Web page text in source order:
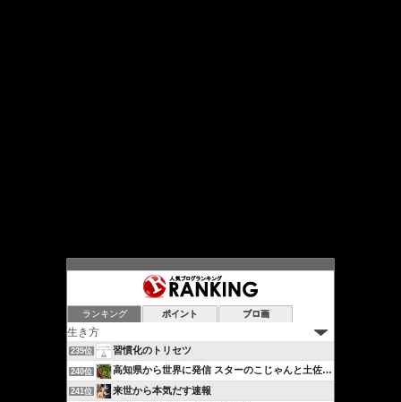
ランキング ポイント ブロ画
239位 習慣化のトリセツ
240位 高知県から世界に発信 スターのこじゃんと土佐流ブログ…
241位 来世から本気だす速報